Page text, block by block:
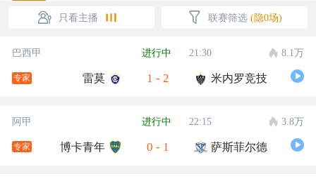
只看主播 联赛筛选 (隐0场)
巴西甲 进行中 21:30 8.1万
专家 雷莫 1 - 2 米内罗竞技
阿甲 进行中 22:15 3.8万
专家 博卡青年 0 - 1 萨斯菲尔德